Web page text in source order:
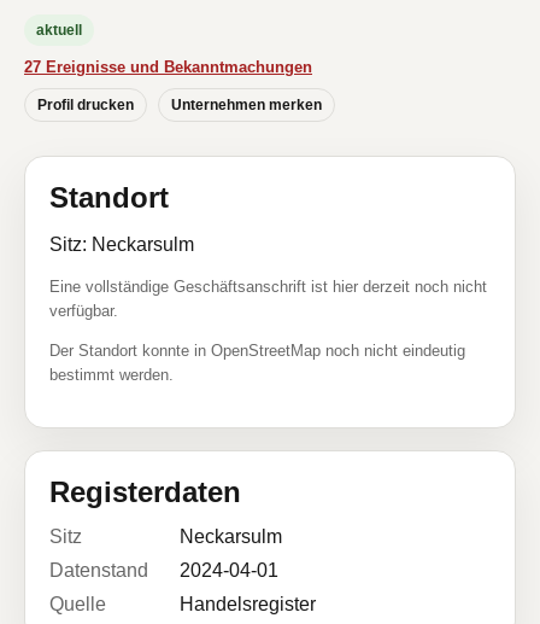
aktuell
27 Ereignisse und Bekanntmachungen
Profil drucken Unternehmen merken
Standort
Sitz: Neckarsulm
Eine vollständige Geschäftsanschrift ist hier derzeit noch nicht
verfügbar.
Der Standort konnte in OpenStreetMap noch nicht eindeutig
bestimmt werden.
Registerdaten
Sitz
Neckarsulm
Datenstand
2024-04-01
Quelle
Handelsregister